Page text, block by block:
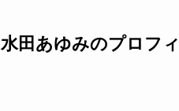
水田あゆみのプロフ